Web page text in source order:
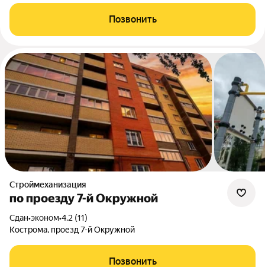
Позвонить
Строймеханизация
по проезду 7-й Окружной
Сдан•эконом•4.2 (11)
Кострома, проезд 7-й Окружной
Позвонить